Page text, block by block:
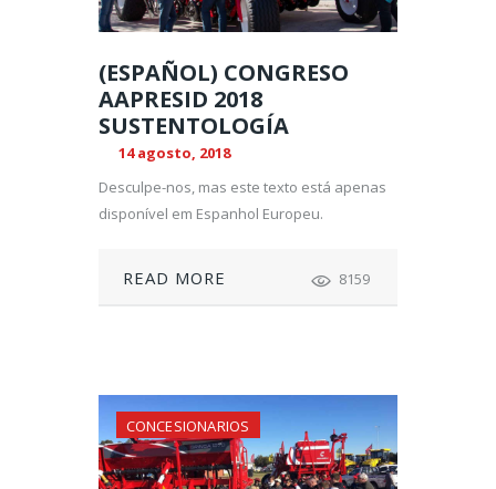
(ESPAÑOL) CONGRESO
AAPRESID 2018
SUSTENTOLOGÍA
14 agosto, 2018
Desculpe-nos, mas este texto está apenas
disponível em Espanhol Europeu.
READ MORE 8159
CONCESIONARIOS